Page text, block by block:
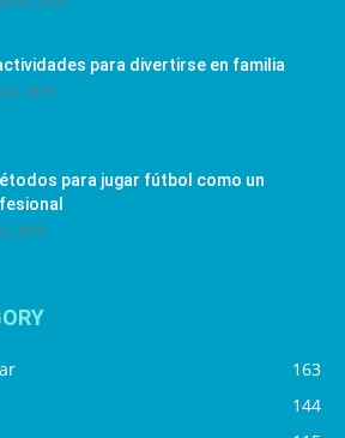
para divertirse en familia
2019
para jugar fútbol como un
2019
163
144